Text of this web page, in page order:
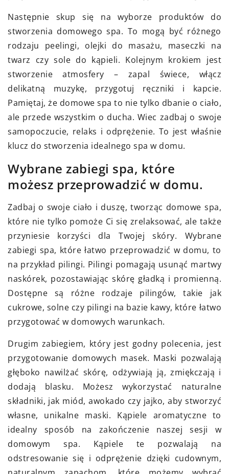
Następnie skup się na wyborze produktów do
stworzenia domowego spa. To mogą być różnego
rodzaju peelingi, olejki do masażu, maseczki na
twarz czy sole do kąpieli. Kolejnym krokiem jest
stworzenie atmosfery – zapal świece, włącz
delikatną muzykę, przygotuj ręczniki i kapcie.
Pamiętaj, że domowe spa to nie tylko dbanie o ciało,
ale przede wszystkim o ducha. Wiec zadbaj o swoje
samopoczucie, relaks i odprężenie. To jest właśnie
klucz do stworzenia idealnego spa w domu.
Wybrane zabiegi spa, które
możesz przeprowadzić w domu.
Zadbaj o swoje ciało i duszę, tworząc domowe spa,
które nie tylko pomoże Ci się zrelaksować, ale także
przyniesie korzyści dla Twojej skóry. Wybrane
zabiegi spa, które łatwo przeprowadzić w domu, to
na przykład pilingi. Pilingi pomagają usunąć martwy
naskórek, pozostawiając skórę gładką i promienną.
Dostępne są różne rodzaje pilingów, takie jak
cukrowe, solne czy pilingi na bazie kawy, które łatwo
przygotować w domowych warunkach.
Drugim zabiegiem, który jest godny polecenia, jest
przygotowanie domowych masek. Maski pozwalają
głęboko nawilżać skórę, odżywiają ją, zmiękczają i
dodają blasku. Możesz wykorzystać naturalne
składniki, jak miód, awokado czy jajko, aby stworzyć
własne, unikalne maski. Kąpiele aromatyczne to
idealny sposób na zakończenie naszej sesji w
domowym spa. Kąpiele te pozwalają na
odstresowanie się i odprężenie dzięki cudownym,